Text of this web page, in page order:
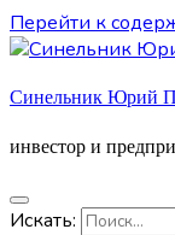
Перейти к
Синельник Юрий
инвестор и
Искать: